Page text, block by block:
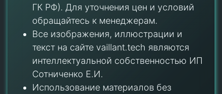
ГК РФ). Для уточнения цен и условий
обращайтесь к менеджерам.
Все изображения, иллюстрации и
текст на сайте vaillant.tech являются
интеллектуальной собственностью ИП
Сотниченко Е.И.
Использование материалов без